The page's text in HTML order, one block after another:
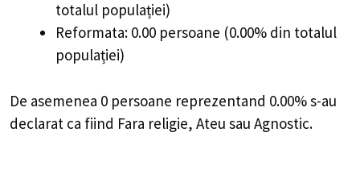
totalul populației)
Reformata: 0.00 persoane (0.00% din totalul
populației)
De asemenea 0 persoane reprezentand 0.00% s-au
declarat ca fiind Fara religie, Ateu sau Agnostic.